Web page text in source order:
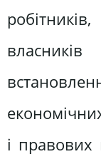
і правових